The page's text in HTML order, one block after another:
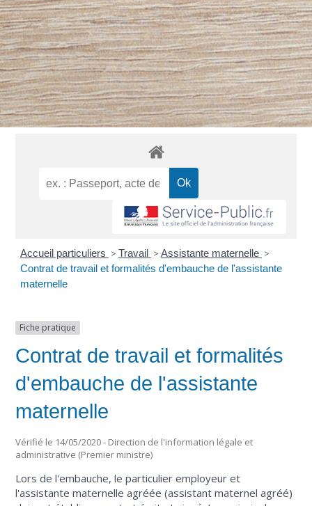
Accueil particuliers > Travail > Assistante maternelle >
Contrat de travail et formalités d'embauche de l'assistante
maternelle
Fiche pratique
Contrat de travail et formalités
d'embauche de l'assistante
maternelle
Vérifié le 14/05/2020 - Direction de l'information légale et
administrative (Premier ministre)
Lors de l'embauche, le particulier employeur et
l'assistante maternelle agréée (assistant maternel agréé)